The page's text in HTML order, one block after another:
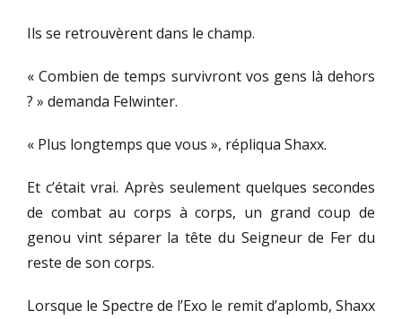
Ils se retrouvèrent dans le champ.
« Combien de temps survivront vos gens là dehors
? » demanda Felwinter.
« Plus longtemps que vous », répliqua Shaxx.
Et c’était vrai. Après seulement quelques secondes
de combat au corps à corps, un grand coup de
genou vint séparer la tête du Seigneur de Fer du
reste de son corps.
Lorsque le Spectre de l’Exo le remit d’aplomb, Shaxx